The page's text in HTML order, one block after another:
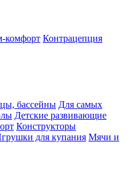
комфорт Контрацепция
бассейны Для самых
Детские развивающие
Конструкторы
для купания Мячи и